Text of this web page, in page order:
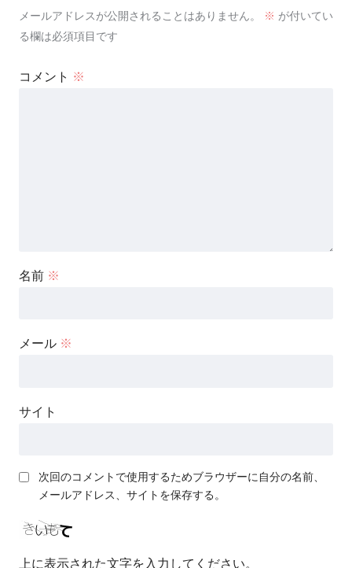
メールアドレスが公開されることはありません。 ※ が付いてい
る欄は必須項目です
コメント ※
名前 ※
メール ※
サイト
次回のコメントで使用するためブラウザーに自分の名前、
メールアドレス、サイトを保存する。
上に表示された文字を入力してください。